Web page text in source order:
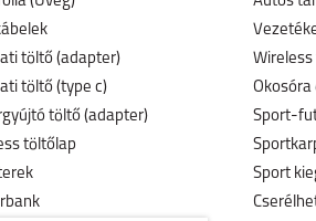
töltő (adapter)
töltő (type c)
töltő (adapter)
töltőlap
Okosóra
Sport-
Sport